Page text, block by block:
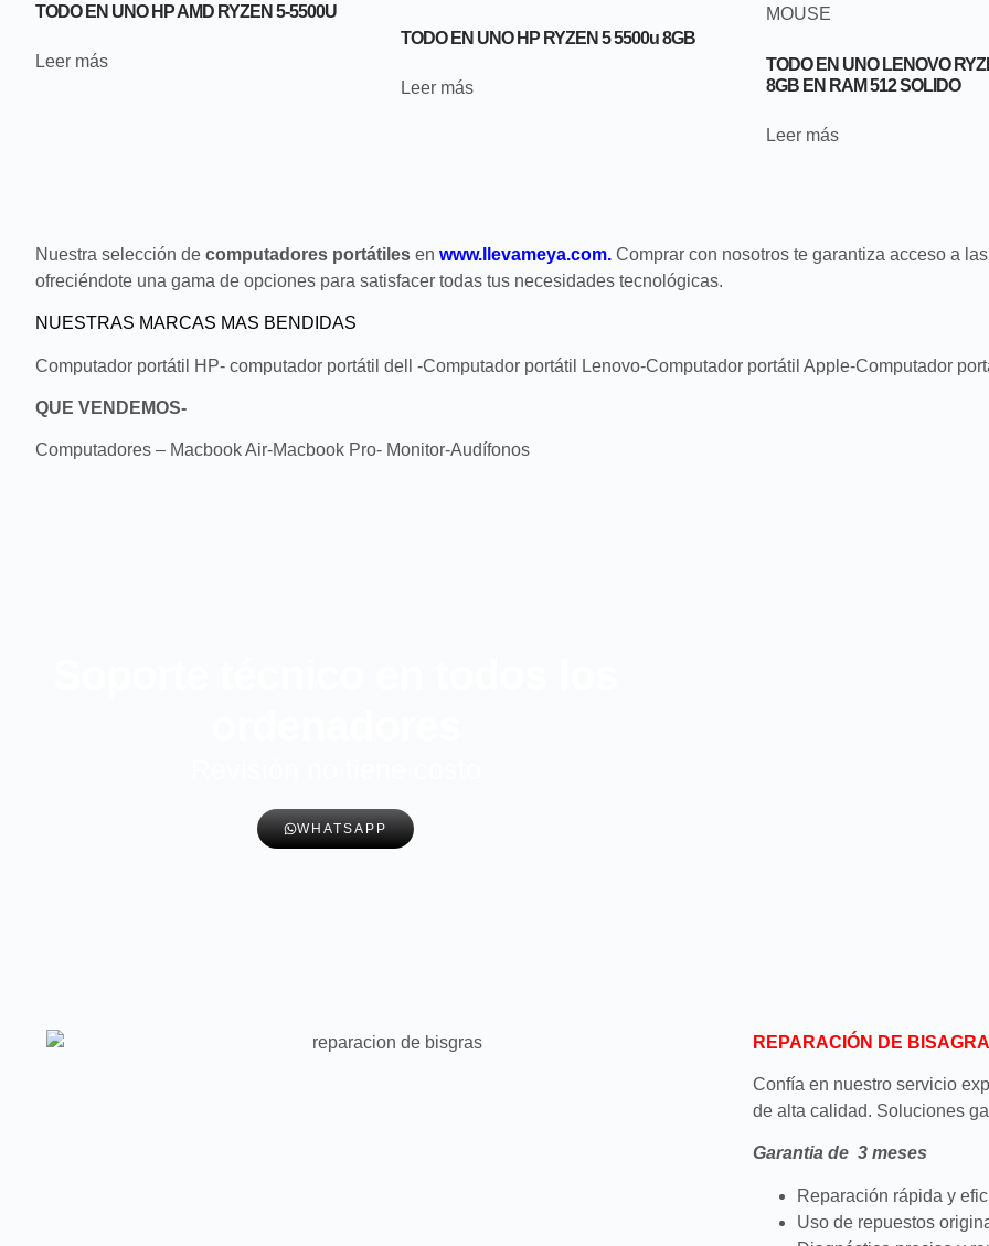
TODO EN UNO HP AMD RYZEN 5-5500U
Leer más
TODO EN UNO HP RYZEN 5 5500u 8GB
Leer más
TODO EN UNO LENOVO
8GB EN RAM 512 SOLIDO
Leer más
Nuestra selección de computadores portátiles en www.llevameya.com. Comprar con nosotros te garantiza acceso a
ofreciéndote una gama de opciones para satisfacer todas tus necesidades tecnológicas.
NUESTRAS MARCAS MAS BENDIDAS
Computador portátil HP- computador portátil dell -Computador portátil Lenovo-Computador portátil Apple-Computador
QUE VENDEMOS-
Computadores – Macbook Air-Macbook Pro- Monitor-Audífonos
WHATSAPP
REPARACIÓN DE
Confía en nuestro servicio
de alta calidad. Soluciones
Garantia de 3 meses
Reparación rápida y
Uso de repuestos